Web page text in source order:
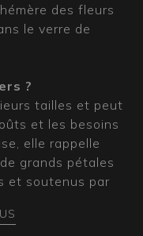
des fleurs
le verre de
?
tailles et peut
et les besoins
elle rappelle
grands pétales
et soutenus par
s’enrichit d’un